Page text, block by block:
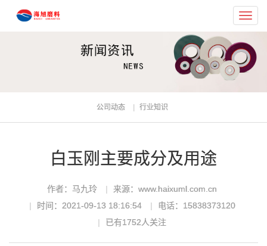
公司动态 行业知识
白玉刚主要成分及用途
作者：马九玲
来源：www.haixuml.com.cn
时间：2021-09-13 18:16:54
电话：15838373120
已有1752人关注